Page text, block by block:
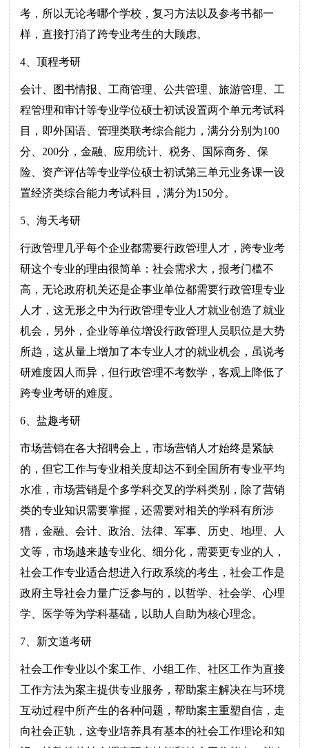
考，所以无论考哪个学校，复习方法以及参考书都一
样，直接打消了跨专业考生的大顾虑。
4、顶程考研
会计、图书情报、工商管理、公共管理、旅游管理、工
程管理和审计等专业学位硕士初试设置两个单元考试科
目，即外国语、管理类联考综合能力，满分分别为100
分、200分，金融、应用统计、税务、国际商务、保
险、资产评估等专业学位硕士初试第三单元业务课一设
置经济类综合能力考试科目，满分为150分。
5、海天考研
行政管理几乎每个企业都需要行政管理人才，跨专业考
研这个专业的理由很简单：社会需求大，报考门槛不
高，无论政府机关还是企事业单位都需要行政管理专业
人才，这无形之中为行政管理专业人才就业创造了就业
机会，另外，企业等单位增设行政管理人员职位是大势
所趋，这从量上增加了本专业人才的就业机会，虽说考
研难度因人而异，但行政管理不考数学，客观上降低了
跨专业考研的难度。
6、盐趣考研
市场营销在各大招聘会上，市场营销人才始终是紧缺
的，但它工作与专业相关度却达不到全国所有专业平均
水准，市场营销是个多学科交叉的学科类别，除了营销
类的专业知识需要掌握，还需要对相关的学科有所涉
猎，金融、会计、政治、法律、军事、历史、地理、人
文等，市场越来越专业化、细分化，需要更专业的人，
社会工作专业适合想进入行政系统的考生，社会工作是
政府主导社会力量广泛参与的，以哲学、社会学、心理
学、医学等为学科基础，以助人自助为核心理念。
7、新文道考研
社会工作专业以个案工作、小组工作、社区工作为直接
工作方法为案主提供专业服务，帮助案主解决在与环境
互动过程中所产生的各种问题，帮助案主重塑自信，走
向社会正轨，这专业培养具有基本的社会工作理论和知